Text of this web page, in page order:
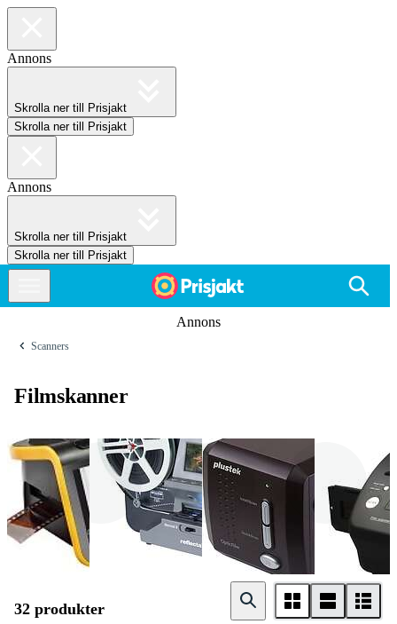
Annons
Skrolla ner till Prisjakt
Skrolla ner till Prisjakt
Annons
Skrolla ner till Prisjakt
Skrolla ner till Prisjakt
Annons
Scanners
Filmskanner
Kodak Reflecta
32 produkter